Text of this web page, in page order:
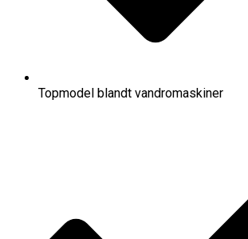
Topmodel blandt vandromaskiner